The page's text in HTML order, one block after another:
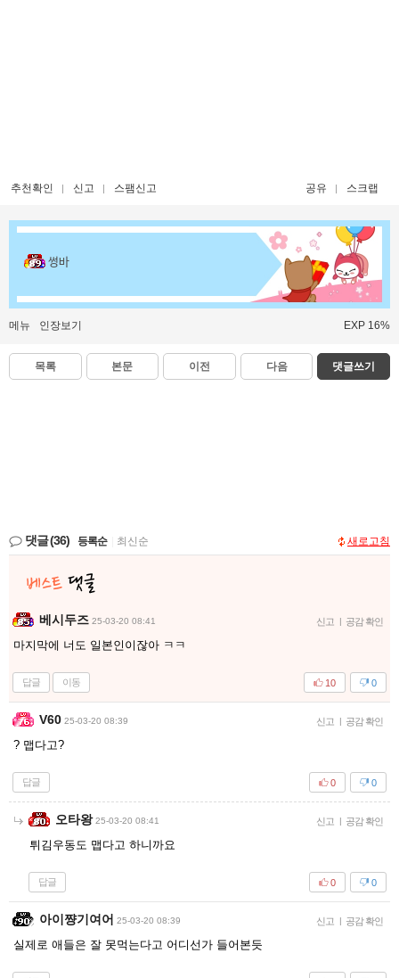
추천확인 신고 스팸신고 공유 스크랩
썽바
메뉴 인장보기 EXP 16%
목록 본문 이전 다음 댓글쓰기
댓글(36) 등록순 최신순 새로고침
베시두즈 25-03-20 08:41 신고 공감 확인
마지막에 너도 일본인이잖아 ㅋㅋ
답글 이동 0
10
V60 25-03-20 08:39 신고 공감 확인
? 맵다고?
답글 0
0
오타왕 25-03-20 08:41 신고 공감 확인
튀김우동도 맵다고 하니까요
답글 0
0
아이쨩기여어 25-03-20 08:39 신고 공감 확인
실제로 애들은 잘 못먹는다고 어디선가 들어본듯